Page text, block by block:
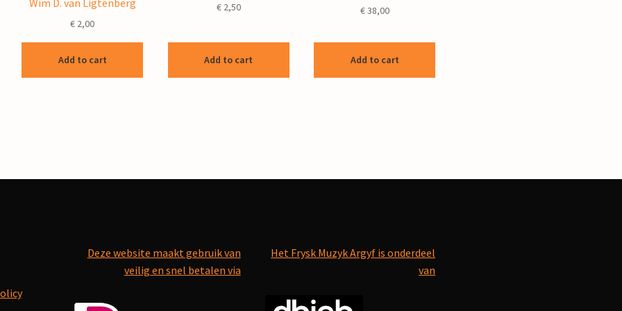
€ 2,00
Add to cart
€2,50
Add to cart
€38,00
Add to cart
Deze website maakt gebruik van
veilig en snel betalen via
Het Frysk Muzyk Argyf is onderdeel
van